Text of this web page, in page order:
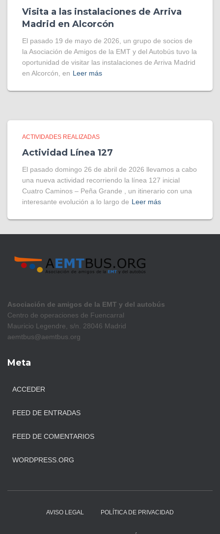
Visita a las instalaciones de Arriva
Madrid en Alcorcón
El pasado 19 de mayo de 2026, un grupo de socios de
la Asociación de Amigos de la EMT y del Autobús tuvo la
oportunidad de visitar las instalaciones de Arriva Madrid
en Alcorcón, en Leer más
ACTIVIDADES REALIZADAS
Actividad Línea 127
El pasado domingo 26 de abril de 2026 llevamos a cabo
una nueva actividad recorriendo la línea 127 inicial
Cuatro Caminos – Peña Grande , un itinerario con una
interesante evolución a lo largo de Leer más
Asociación de amigos de la EMT y del autobús
Centro de operaciones de Fuencarral
Mauricio Legendre, s/n. 28046 Madrid
aemtbus@aemtbus.org
Meta
ACCEDER
FEED DE ENTRADAS
FEED DE COMENTARIOS
WORDPRESS.ORG
AVISO LEGAL POLÍTICA DE PRIVACIDAD